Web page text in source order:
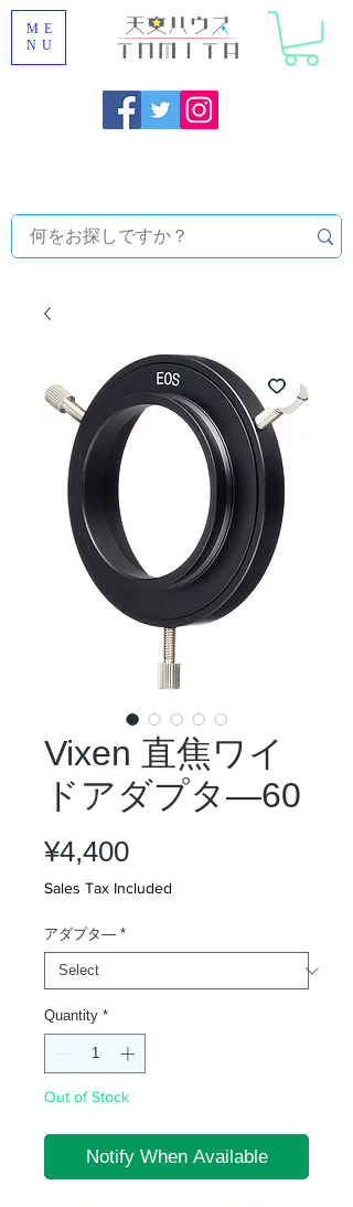
ME
NU
Vixen 直焦ワイ
ドアダプタ―60
¥4,400Price
Sales Tax Included
アダプタ― *
Quantity *
Out of Stock
Notify When Available